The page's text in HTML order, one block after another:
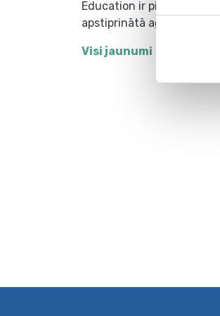
Education ir piešķirts BBSN
apstiprinātā aģenta tituls!
Visi jaunumi